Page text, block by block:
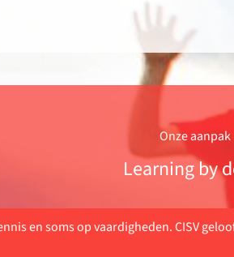
Onze aanpak
Learning by
en soms op vaardigheden. CISV